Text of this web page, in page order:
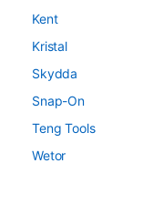
Kent
Kristal
Skydda
Snap-On
Teng Tools
Wetor